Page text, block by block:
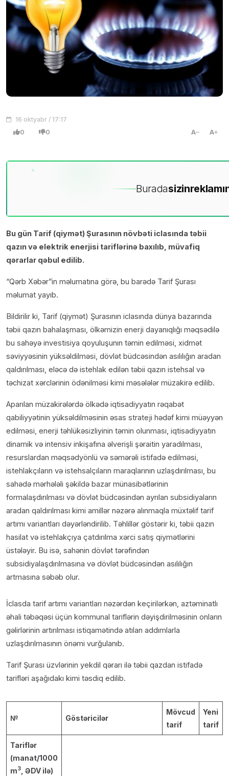
16 oktyabr / 17:17
0 0 A A
Buradasizin
Bu gün Tarif (qiymət) Şurasının növbəti iclasında təbii
qazın və elektrik enerjisi tariflərinə baxılıb, müvafiq
qərarlar qəbul edilib.
“Qərb Xəbər”in məlumatına görə, bu barədə Tarif Şurası
məlumat yayıb.
Bildirilir ki, Tarif (qiymət) Şurasının iclasında dünya bazarında
təbii qazın bahalaşması, ölkəmizin enerji dayanıqlığı məqsədilə
bu sahəyə investisiya qoyuluşunın təmin edilməsi, xidmət
səviyyəsinin yüksəldilməsi, dövlət büdcəsindən asılılığın aradan
qaldırılması, eləcə də istehlak edilən təbii qazın istehsal və
təchizat xərclərinin ödənilməsi kimi məsələlər müzakirə edilib.
Aparılan müzakirələrdə ölkədə iqtisadiyyatın rəqabət
qabiliyyətinin yüksəldilməsinin əsas strateji hədəf kimi müəyyən
edilməsi, enerji təhlükəsizliyinin təmin olunması, iqtisadiyyatın
dinamik və intensiv inkişafına əlverişli şəraitin yaradılması,
resurslardan məqsədyönlü və səmərəli istifadə edilməsi,
istehlakçıların və istehsalçıların maraqlarının uzlaşdırılması, bu
sahədə mərhələli şəkildə bazar münasibətlərinin
formalaşdırılması və dövlət büdcəsindən ayrılan subsidiyaların
aradan qaldırılması kimi amillər nəzərə alınmaqla müxtəlif tarif
artımı variantları dəyərləndirilib. Təhlillər göstərir ki, təbii qazın
hasilat və istehlakçıya çatdırılma xərci satış qiymətlərini
üstələyir. Bu isə, sahənin dövlət tərəfindən
subsidiyalaşdırılmasına və dövlət büdcəsindən asılılığın
artmasına səbəb olur.
İclasda tarif artımı variantları nəzərdən keçirilərkən, aztəminatlı
əhali təbəqəsi üçün kommunal tariflərin dəyişdirilməsinin onların
gəlirlərinin artırılması istiqamətində atılan addımlarla
uzlaşdırılmasının önəmi vurğulanıb.
Tarif Şurası üzvlərinin yekdil qərarı ilə təbii qazdan istifadə
tarifləri aşağıdakı kimi təsdiq edilib.
№ Göstəricilər
Mövcud
tarif
Yeni
tarif
Tariflər
(manat/1000
m3 , ƏDV ilə)